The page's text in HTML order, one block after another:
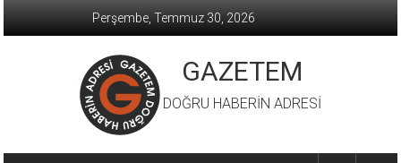
Perşembe, Temmuz 30, 2026
GAZETEM
DOĞRU HABERİN ADRESİ